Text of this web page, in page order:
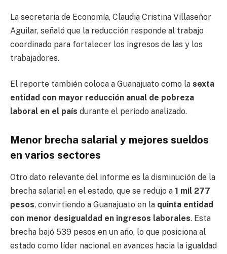
La secretaria de Economía, Claudia Cristina Villaseñor
Aguilar, señaló que la reducción responde al trabajo
coordinado para fortalecer los ingresos de las y los
trabajadores.
El reporte también coloca a Guanajuato como la sexta
entidad con mayor reducción anual de pobreza
laboral en el país durante el periodo analizado.
Menor brecha salarial y mejores sueldos
en varios sectores
Otro dato relevante del informe es la disminución de la
brecha salarial en el estado, que se redujo a 1 mil 277
pesos, convirtiendo a Guanajuato en la quinta entidad
con menor desigualdad en ingresos laborales. Esta
brecha bajó 539 pesos en un año, lo que posiciona al
estado como líder nacional en avances hacia la igualdad